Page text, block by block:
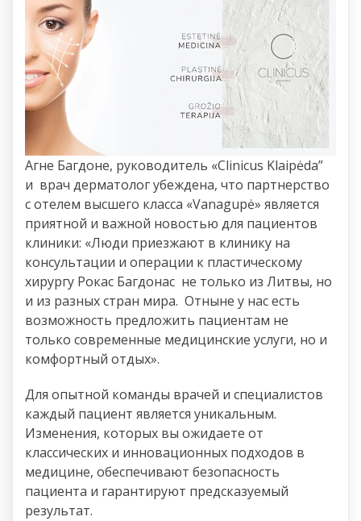
Агне Багдоне, руководитель «Clinicus Klaipėda”
и врач дерматолог убеждена, что партнерство
с отелем высшего класса «Vanagupė» является
приятной и важной новостью для пациентов
клиники: «Люди приезжают в клинику на
консультации и операции к пластическому
хирургу Рокас Багдонас не только из Литвы, но
и из разных стран мира. Отныне у нас есть
возможность предложить пациентам не
только современные медицинские услуги, но и
комфортный отдых».
Для опытной команды врачей и специалистов
каждый пациент является уникальным.
Изменения, которых вы ожидаете от
классических и инновационных подходов в
медицине, обеспечивают безопасность
пациента и гарантируют предсказуемый
результат.